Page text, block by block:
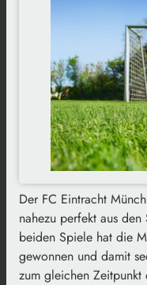
Der FC Eintracht
nahezu perfekt aus
beiden Spiele hat die
gewonnen und damit
zum gleichen